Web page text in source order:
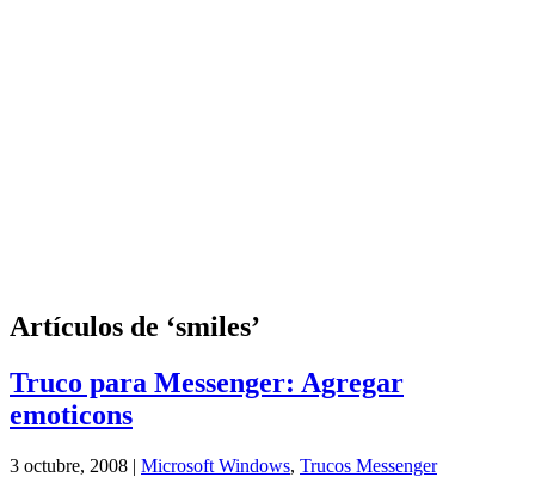
Artículos de ‘smiles’
Truco para Messenger: Agregar
emoticons
3 octubre, 2008 | Microsoft Windows, Trucos Messenger